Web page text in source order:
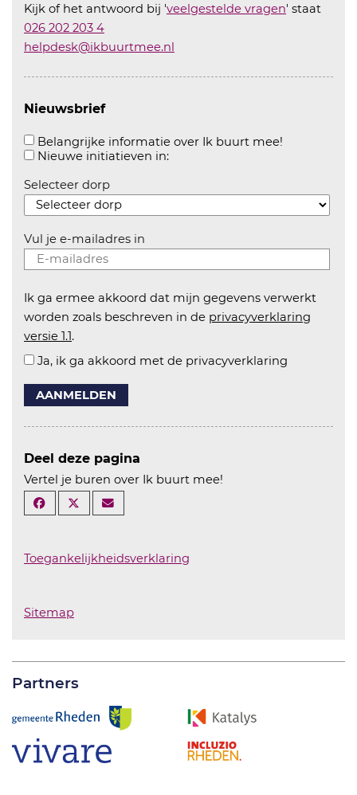
Kijk of het antwoord bij 'veelgestelde vragen' staat
026 202 203 4
helpdesk@ikbuurtmee.nl
Nieuwsbrief
Belangrijke informatie over Ik buurt mee!
Nieuwe initiatieven in:Aanvinken om informatie over
Selecteer dorp
Vul je e-mailadres in
Ik ga ermee akkoord dat mijn gegevens verwerkt
worden zoals beschreven in de privacyverklaring
versie 1.1.
Ja, ik ga akkoord met de privacyverklaring
AANMELDEN
Deel deze pagina
Vertel je buren over Ik buurt mee!
Toegankelijkheidsverklaring
Sitemap
Partners